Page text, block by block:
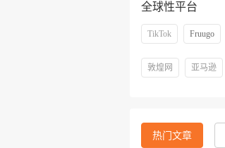
全球性平台
TikTok Fruugo
敦煌网 亚马逊
热门文章